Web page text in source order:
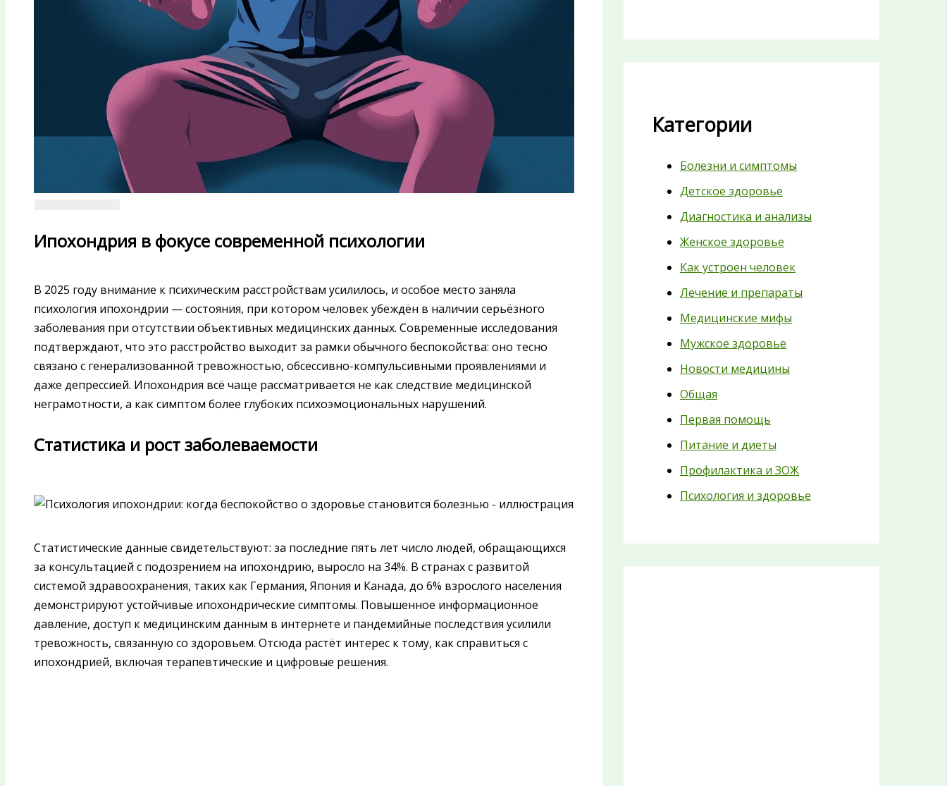
Ипохондрия в фокусе современной психологии
В 2025 году внимание к психическим расстройствам усилилось, и особое место заняла
психология ипохондрии — состояния, при котором человек убеждён в наличии серьёзного
заболевания при отсутствии объективных медицинских данных. Современные исследования
подтверждают, что это расстройство выходит за рамки обычного беспокойства: оно тесно
связано с генерализованной тревожностью, обсессивно-компульсивными проявлениями и
даже депрессией. Ипохондрия всё чаще рассматривается не как следствие медицинской
неграмотности, а как симптом более глубоких психоэмоциональных нарушений.
Статистика и рост заболеваемости
Статистические данные свидетельствуют: за последние пять лет число людей, обращающихся
за консультацией с подозрением на ипохондрию, выросло на 34%. В странах с развитой
системой здравоохранения, таких как Германия, Япония и Канада, до 6% взрослого населения
демонстрируют устойчивые ипохондрические симптомы. Повышенное информационное
давление, доступ к медицинским данным в интернете и пандемийные последствия усилили
тревожность, связанную со здоровьем. Отсюда растёт интерес к тому, как справиться с
ипохондрией, включая терапевтические и цифровые решения.
Категории
Болезни и симптомы
Детское здоровье
Диагностика и анализы
Женское здоровье
Как устроен человек
Лечение и препараты
Медицинские мифы
Мужское здоровье
Новости медицины
Общая
Первая помощь
Питание и диеты
Профилактика и ЗОЖ
Психология и здоровье